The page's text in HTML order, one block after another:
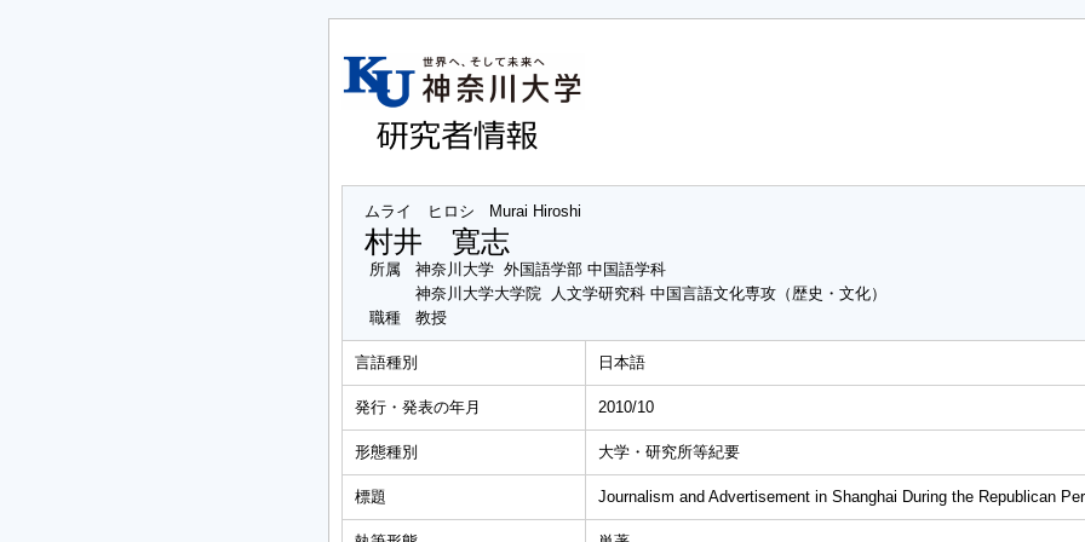
ムライ ヒロシ Murai Hiroshi
村井 寛志
所属
神奈川大学 外国語学部 中国語学科
神奈川大学大学院 人文学研究科 中国言語文化専攻（歴史・文化）
職種
教授
言語種別 日本語
発行・発表の年月 2010/10
形態種別 大学・研究所等紀要
標題 Journalism and Advertisement in Shanghai During the Republican